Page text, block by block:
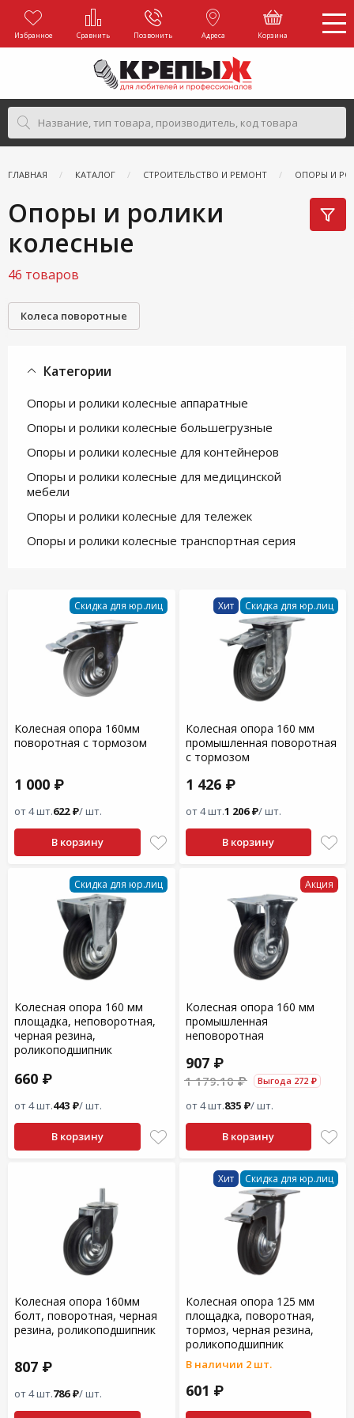
Избранное Сравнить Позвонить Адреса Корзина
ГЛАВНАЯ КАТАЛОГ СТРОИТЕЛЬСТВО И РЕМОНТ ОПОРЫ И
Опоры и ролики
колесные
46 товаров
Колеса поворотные
Категории
Опоры и ролики колесные аппаратные
Опоры и ролики колесные большегрузные
Опоры и ролики колесные для контейнеров
Опоры и ролики колесные для медицинской
мебели
Опоры и ролики колесные для тележек
Опоры и ролики колесные транспортная серия
Скидка для юр.лиц
Колесная опора 160мм
поворотная с тормозом
1 000 ₽
от 4 шт.622 ₽/ шт.
В корзину
Хит Скидка для юр.лиц
Колесная опора 160 мм
промышленная поворотная
с тормозом
1 426 ₽
от 4 шт.1 206 ₽/ шт.
В корзину
Скидка для юр.лиц
Колесная опора 160 мм
площадка, неповоротная,
черная резина,
роликоподшипник
660 ₽
от 4 шт.443 ₽/ шт.
В корзину
Акция
Колесная опора 160 мм
промышленная
неповоротная
907 ₽
1 179.10 ₽ Выгода 272 ₽
от 4 шт.835 ₽/ шт.
В корзину
Колесная опора 160мм
болт, поворотная, черная
резина, роликоподшипник
807 ₽
от 4 шт.786 ₽/ шт.
Хит Скидка для юр.лиц
Колесная опора 125 мм
площадка, поворотная,
тормоз, черная резина,
роликоподшипник
В наличии 2 шт.
601 ₽